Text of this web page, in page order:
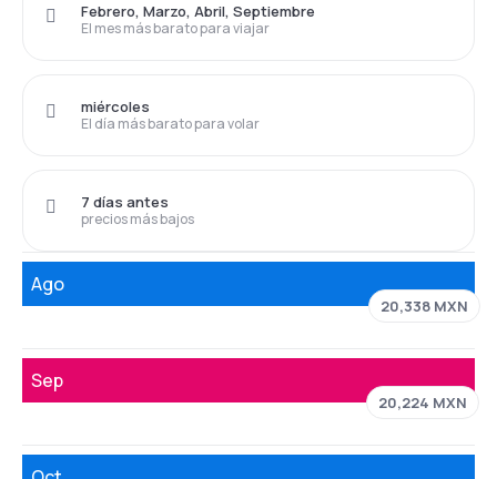
El mes más barato para viajar
Febrero, Marzo, Abril, Septiembre
El día más barato para volar
miércoles
precios más bajos
7 días antes
Ago
20,338 MXN
Sep
20,224 MXN